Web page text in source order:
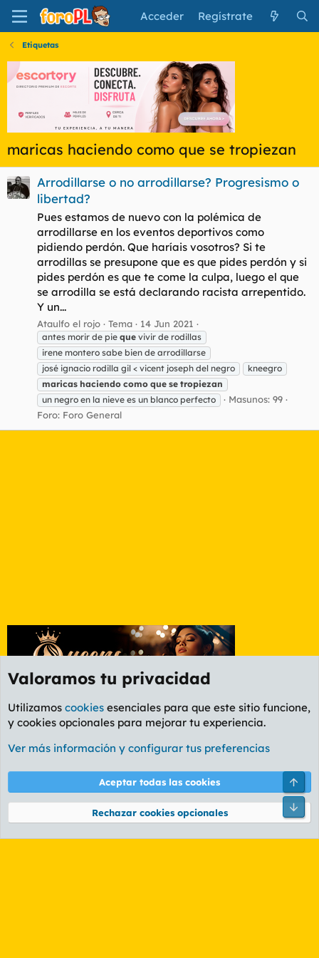
Acceder Regístrate
Etiquetas
maricas haciendo como que se tropiezan
Arrodillarse o no arrodillarse? Progresismo o
libertad?
Pues estamos de nuevo con la polémica de
arrodillarse en los eventos deportivos como
pidiendo perdón. Que haríais vosotros? Si te
arrodillas se presupone que es que pides perdón y si
pides perdón es que te come la culpa, luego el que
se arrodilla se está declarando racista arrepentido.
Y un...
Ataulfo el rojo Tema 14 Jun 2021
antes morir de pie que vivir de rodillas
irene montero sabe bien de arrodillarse
josé ignacio rodilla gil < vicent joseph del negro
kneegro
maricas haciendo como que se tropiezan
un negro en la nieve es un blanco perfecto
Masunos: 99
Foro: Foro General
Etiquetas
Cookies
PL OLDSTYLE AMARILLO
Términos y reglas Política de privacidad Ayuda
Community platform by XenForo® © 2010-2026 XenForo Ltd.
Valoramos tu privacidad
Utilizamos cookies esenciales para que este sitio funcione,
y cookies opcionales para mejorar tu experiencia.
Ver más información y configurar tus preferencias
Aceptar todas las cookies
Rechazar cookies opcionales
Pie